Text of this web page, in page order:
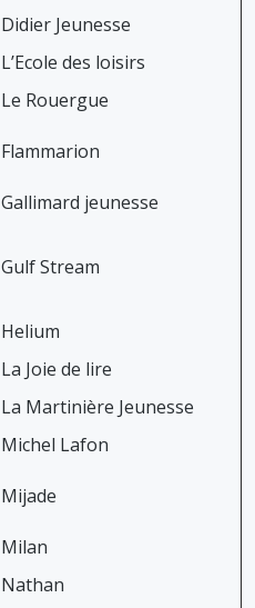
Didier Jeunesse
L’Ecole des loisirs
Le Rouergue
Flammarion
Gallimard jeunesse
Gulf Stream
Helium
La Joie de lire
La Martinière Jeunesse
Michel Lafon
Mijade
Milan
Nathan